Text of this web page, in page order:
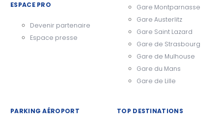
ESPACE PRO
Devenir partenaire
Espace presse
Gare Montparnasse
Gare Austerlitz
Gare Saint Lazard
Gare de Strasbourg
Gare de Mulhouse
Gare du Mans
Gare de Lille
PARKING AÉROPORT TOP DESTINATIONS